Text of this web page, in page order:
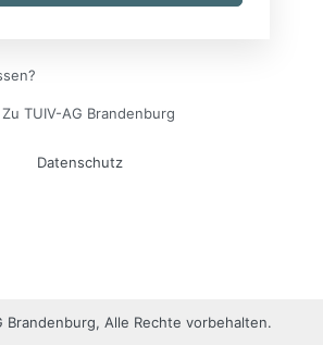
TUIV-AG Brandenburg
Datenschutz
Brandenburg, Alle Rechte vorbehalten.